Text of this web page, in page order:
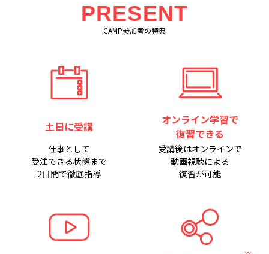
PRESENT
CAMP参加者の特典
土日に受講
仕事として
受注できる状態まで
2日間で徹底指導
オンライン学習で
復習できる
受講後はオンラインで
動画視聴による
復習が可能